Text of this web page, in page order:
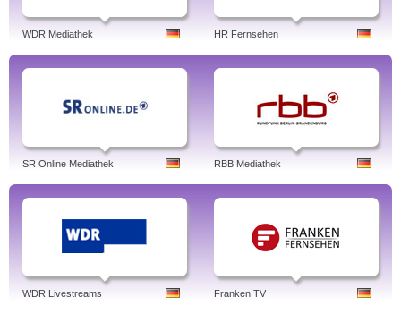
WDR Mediathek HR Fernsehen
SR Online Mediathek RBB Mediathek
WDR Livestreams Franken TV